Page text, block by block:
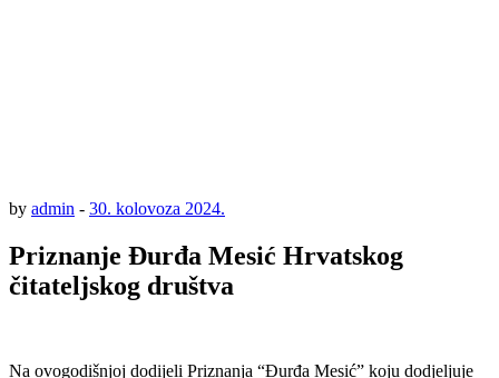
by admin - 30. kolovoza 2024.
Priznanje Đurđa Mesić Hrvatskog
čitateljskog društva
Na ovogodišnjoj dodijeli Priznanja “Đurđa Mesić” koju dodjeljuje